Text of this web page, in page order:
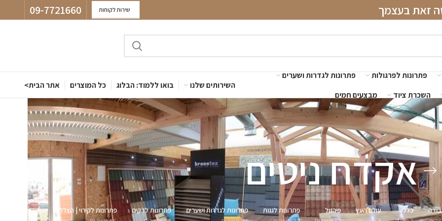
זאת בעצמך שירות לקוחות 09-7721660
פתרונות לפרגולות
פתרונות לגדרות ושערים
השכרת ציוד
מבצעים חמים
השירותים שלנו בואו ללמוד: הבלוג כל המוצרים אתר הבית>
אקדח ניטים
כללי
עולם העץ
פירזול
פתרונות לגגות
פתרונות לגדרות ושערים
פתרונות לדקים
פתרונות לקירוי | הצללה